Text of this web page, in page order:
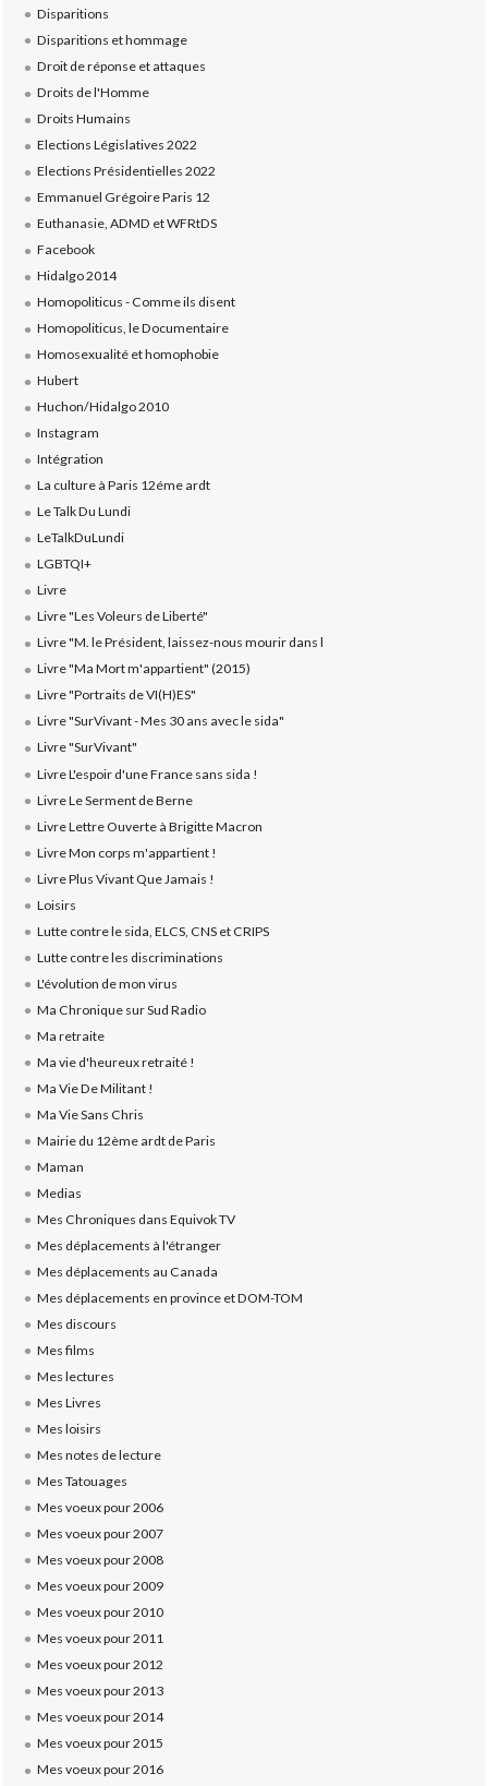
Disparitions
Disparitions et hommage
Droit de réponse et attaques
Droits de l'Homme
Droits Humains
Elections Législatives 2022
Elections Présidentielles 2022
Emmanuel Grégoire Paris 12
Euthanasie, ADMD et WFRtDS
Facebook
Hidalgo 2014
Homopoliticus - Comme ils disent
Homopoliticus, le Documentaire
Homosexualité et homophobie
Hubert
Huchon/Hidalgo 2010
Instagram
Intégration
La culture à Paris 12éme ardt
Le Talk Du Lundi
LeTalkDuLundi
LGBTQI+
Livre
Livre "Les Voleurs de Liberté"
Livre "M. le Président, laissez-nous mourir dans l
Livre "Ma Mort m'appartient" (2015)
Livre "Portraits de VI(H)ES"
Livre "SurVivant - Mes 30 ans avec le sida"
Livre "SurVivant"
Livre L'espoir d'une France sans sida !
Livre Le Serment de Berne
Livre Lettre Ouverte à Brigitte Macron
Livre Mon corps m'appartient !
Livre Plus Vivant Que Jamais !
Loisirs
Lutte contre le sida, ELCS, CNS et CRIPS
Lutte contre les discriminations
L'évolution de mon virus
Ma Chronique sur Sud Radio
Ma retraite
Ma vie d'heureux retraité !
Ma Vie De Militant !
Ma Vie Sans Chris
Mairie du 12ème ardt de Paris
Maman
Medias
Mes Chroniques dans Equivok TV
Mes déplacements à l'étranger
Mes déplacements au Canada
Mes déplacements en province et DOM-TOM
Mes discours
Mes films
Mes lectures
Mes Livres
Mes loisirs
Mes notes de lecture
Mes Tatouages
Mes voeux pour 2006
Mes voeux pour 2007
Mes voeux pour 2008
Mes voeux pour 2009
Mes voeux pour 2010
Mes voeux pour 2011
Mes voeux pour 2012
Mes voeux pour 2013
Mes voeux pour 2014
Mes voeux pour 2015
Mes voeux pour 2016